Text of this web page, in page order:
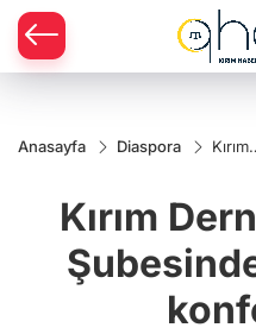
Anasayfa Diaspora
Kırım
Kırım